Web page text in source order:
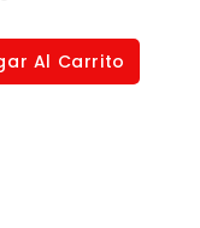
Al Carrito